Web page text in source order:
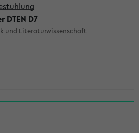
DTEN D7
und Literaturwissenschaft